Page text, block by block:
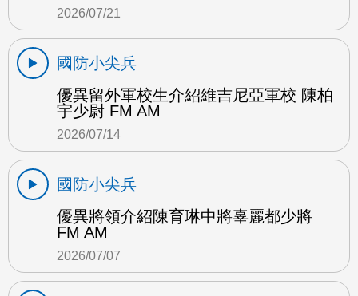
2026/07/21
國防小尖兵
優異留外軍校生介紹維吉尼亞軍校 陳柏
宇少尉 FM AM
2026/07/14
國防小尖兵
優異將領介紹陳育琳中將辜麗都少將
FM AM
2026/07/07